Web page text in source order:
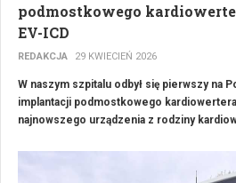
podmostkowego
EV-ICD
REDAKCJA 29 KWIECIEŃ 2026
W naszym szpitalu odbył się pierwszy na
implantacji podmostkowego
najnowszego urządzenia z rodziny
Kliniczny Szpital Wojewódzki im. Św.
jest jednym z nielicznych ośrodków w